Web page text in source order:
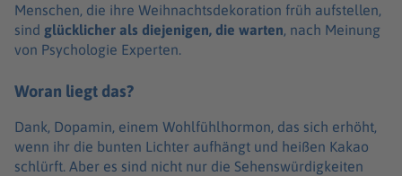
Menschen, die ihre Weihnachtsdekoration früh aufstellen,
sind glücklicher als diejenigen, die warten, nach Meinung
von Psychologie Experten.
Woran liegt das?
Dank, Dopamin, einem Wohlfühlhormon, das sich erhöht,
wenn ihr die bunten Lichter aufhängt und heißen Kakao
schlürft. Aber es sind nicht nur die Sehenswürdigkeiten